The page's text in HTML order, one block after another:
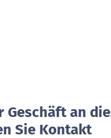
Geschäft an
Sie Kontakt